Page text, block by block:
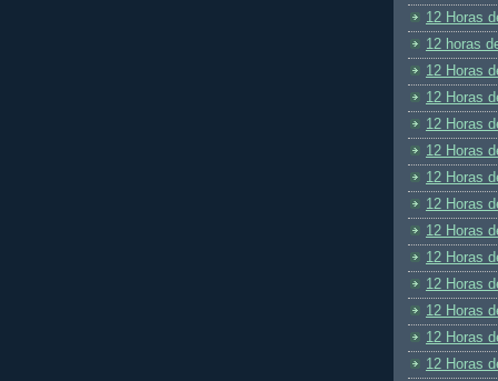
12 Horas
12 horas
12 Horas
12 Horas
12 Horas
12 Horas
12 Horas
12 Horas
12 Horas
12 Horas
12 Horas
12 Horas
12 Horas
12 Horas